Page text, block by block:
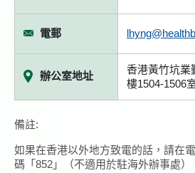
電郵
辦公室地址
香港黃竹坑業
樓1504-1506
備註:
如果在香港以外地方致電的話，請在
碼「852」（不適用於駐海外辦事處）